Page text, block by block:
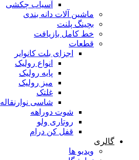
آسیاب چکشی
ماشین آلات دانه بندی
بچینگ پلنت
خط کامل بازیافت
قطعات
اجزای بلت کانوایر
انواع رولیک
پایه رولیک
میز رولیک
غلتک
شاسی نوارنقاله
شوت دوراهه
روتاری ولو
قفل کن درام
گالری
ویدیو ها